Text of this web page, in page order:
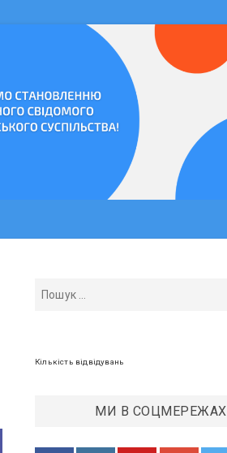
Кількість відвідувань
МИ В СОЦМЕРЕЖАХ